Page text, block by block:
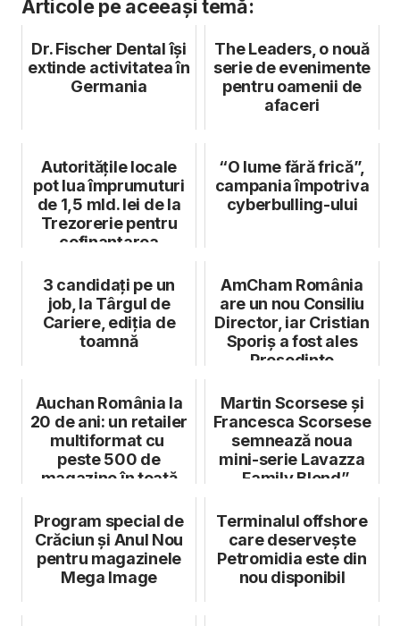
Articole pe aceeași temă:
Dr. Fischer Dental își
extinde activitatea în
Germania
The Leaders, o nouă
serie de evenimente
pentru oamenii de
afaceri
Autoritățile locale
pot lua împrumuturi
de 1,5 mld. lei de la
Trezorerie pentru
cofinanțarea
“O lume fără frică”,
campania împotriva
cyberbulling-ului
3 candidați pe un
job, la Târgul de
Cariere, ediția de
toamnă
AmCham România
are un nou Consiliu
Director, iar Cristian
Sporiș a fost ales
Președinte
Auchan România la
20 de ani: un retailer
multiformat cu
peste 500 de
magazine în toată
Martin Scorsese și
Francesca Scorsese
semnează noua
mini-serie Lavazza
„Family Blend”
Program special de
Crăciun și Anul Nou
pentru magazinele
Mega Image
Terminalul offshore
care deservește
Petromidia este din
nou disponibil